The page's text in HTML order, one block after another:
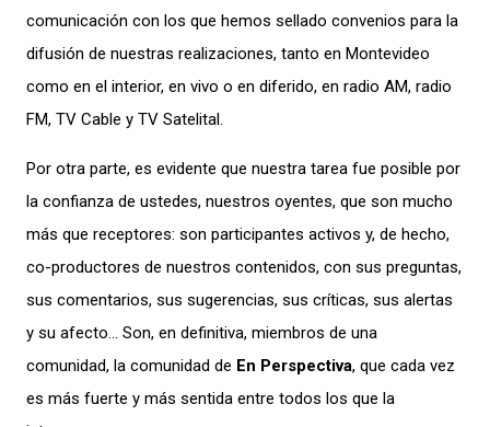
comunicación con los que hemos sellado convenios para la
difusión de nuestras realizaciones, tanto en Montevideo
como en el interior, en vivo o en diferido, en radio AM, radio
FM, TV Cable y TV Satelital.
Por otra parte, es evidente que nuestra tarea fue posible por
la confianza de ustedes, nuestros oyentes, que son mucho
más que receptores: son participantes activos y, de hecho,
co-productores de nuestros contenidos, con sus preguntas,
sus comentarios, sus sugerencias, sus críticas, sus alertas
y su afecto… Son, en definitiva, miembros de una
comunidad, la comunidad de En Perspectiva, que cada vez
es más fuerte y más sentida entre todos los que la